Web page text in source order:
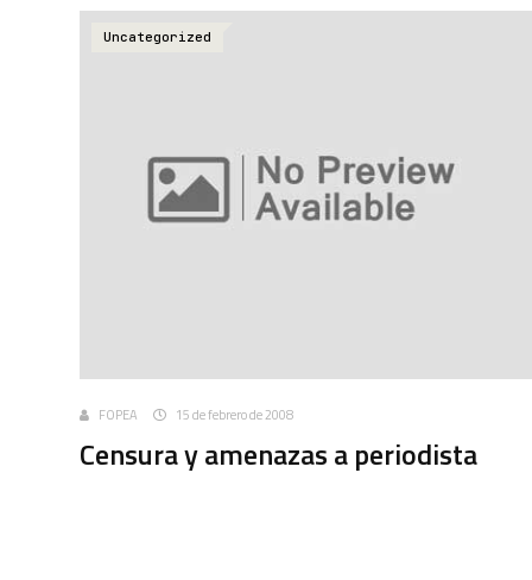
Uncategorized
FOPEA 15 de febrero de 2008
Censura y amenazas a periodista